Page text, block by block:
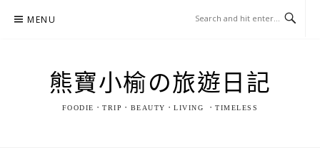
MENU
熊寶小榆の旅遊日記
FOODIE．TRIP．BEAUTY．LIVING ．TIMELESS